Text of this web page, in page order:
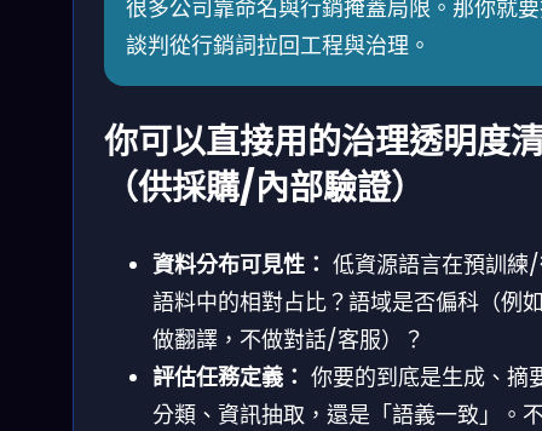
很多公司靠命名與行銷掩蓋局限。那你就
談判從行銷詞拉回工程與治理。
你可以直接用的治理透明度
（供採購/內部驗證）
資料分布可見性： 低資源語言在預訓練
語料中的相對占比？語域是否偏科（例
做翻譯，不做對話/客服）？
評估任務定義： 你要的到底是生成、摘
分類、資訊抽取，還是「語義一致」。